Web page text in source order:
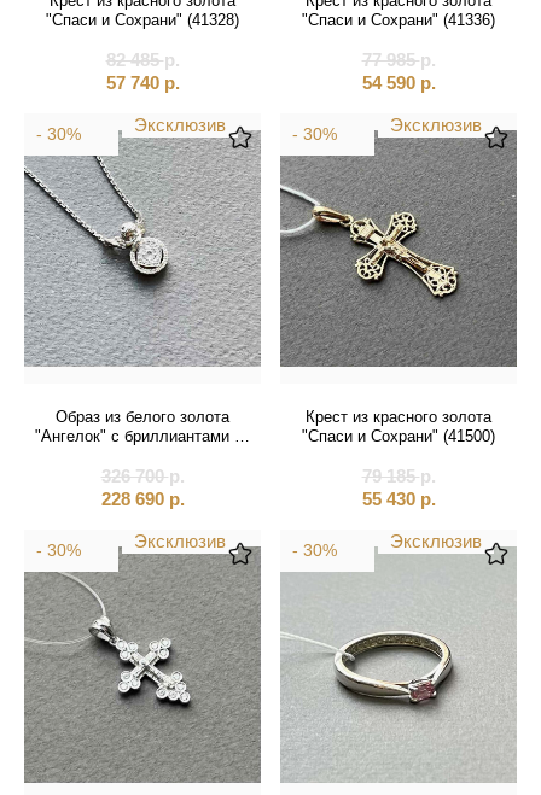
Святые покровители
Женские имена
Мужские имена
"Спаси и Сохрани" (41328)
82 485р.
57 740 р.
"Спаси и Сохрани" (41336)
77 985р.
54 590 р.
Эксклюзив
- 30%
Образ из белого золота
"Ангелок" с бриллиантами на
326 700р.
228 690 р.
Эксклюзив
- 30%
Крест из красного золота
"Спаси и Сохрани" (41500)
79 185р.
55 430 р.
Эксклюзив
- 30% Эксклюзив
- 30%